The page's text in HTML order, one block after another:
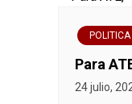
d
a
POLITICA
Para
24 julio,